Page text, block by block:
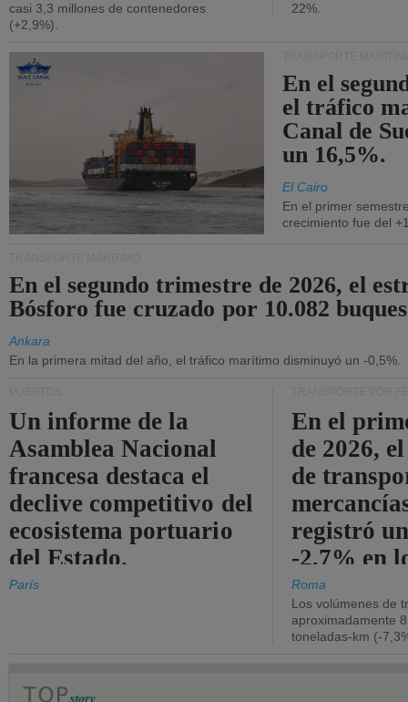
casi 3,3 millones de contenedores
(+2,9%).
22%.
En el
el tráfico
Canal de
un 16,5%.
El Cairo
En el primer
crecimiento fue del
En el segundo trimestre de 2026, el
Bósforo fue cruzado por 10.082
Ankara
En la primera mitad del año, el tráfico marítimo disminuyó un -0,5%.
Un informe de la
Asamblea Nacional
francesa destaca el
declive competitivo del
ecosistema portuario
del Estado.
París
En el
de 2026,
de
registró
-2,7% en
Roma
Los volúmenes de
aproximadamente
toneladas-km (-